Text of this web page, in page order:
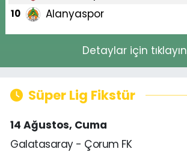
10 Alanyaspor
Detaylar için tıklayın
Süper Lig Fikstür
14 Ağustos, Cuma
Galatasaray - Çorum FK